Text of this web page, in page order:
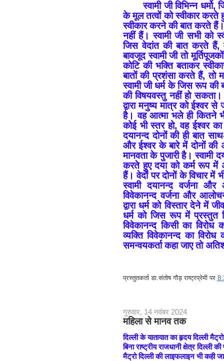
स्वामी जी विभिन्न
के मूल तत्वों को स्वीकार करते
स्वीकार करने की बात करते
नहीं हैं। स्वामी जी सभी को
जिस वेदांत की बात करते हैं,
बावजूद स्वामी जी तो
कोटि की भक्ति बताकर
बातों की प्रशंसा करते हैं, तो
स्वामी जी धर्म के जिस रूप की
की विषयवस्तु नहीं हो
द्वारा मनुष्य मात्र को ईश्वर
है। वह आत्मा भले ही कितने
कोई भी स्तर हो, वह ईश्वर
दयानन्द दोनों की ही बात
और ईश्वर के बारे में दोनों की
मानवता के पुजारी है। स्वामी
करते हुए दया को कर्म रूप में
हैं। वेदों पर दोनों के विचार में
स्वामी दयानन्द वर्जना
विवेकानन्द वर्जना और
द्वारा धर्म को विस्तार देने में
धर्म को जिस रूप में प्रस्तुत
विवेकानन्द किसी का
व्यक्ति विवेकानन्द का
समन्वयकर्ता कहा जाए तो
प्रस्तुतकर्ताडा.संतोष गौड़ राष्ट्रप्रेमी पर
गुरुवार, 14 नवंबर 2024
महिला से मानव तक
दिल्ली के यातायात का हृदय दिल्ली
बिना राष्ट्रीय राजधानी क्षेत्र
मैट्रो दिल्ली की लाइफलाइन भी कही